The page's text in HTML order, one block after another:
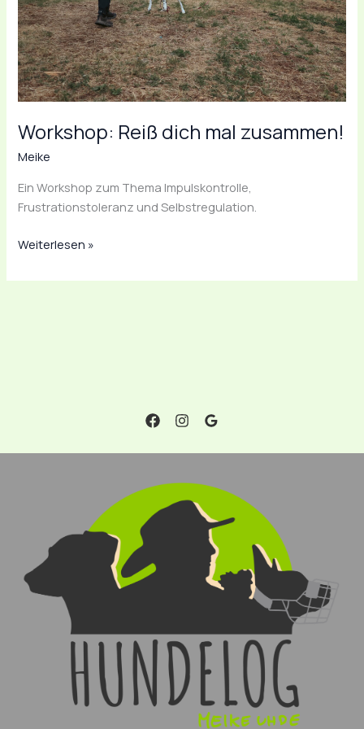
Workshop: Reiß dich mal zusammen!
Meike
Ein Workshop zum Thema Impulskontrolle,
Frustrationstoleranz und Selbstregulation.
Weiterlesen »